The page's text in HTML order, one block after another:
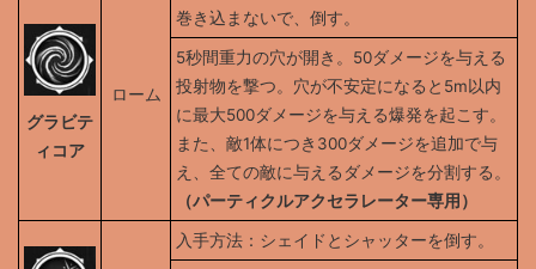
グラビテ
ィコア
ローム
巻き込まないで、倒す。
5秒間重力の穴が開き。50ダメージを与える
投射物を撃つ。穴が不安定になると5m以内
に最大500ダメージを与える爆発を起こす。
また、敵1体につき300ダメージを追加で与
え、全ての敵に与えるダメージを分割する。
（パーティクルアクセラレーター専用）
入手方法：シェイドとシャッターを倒す。